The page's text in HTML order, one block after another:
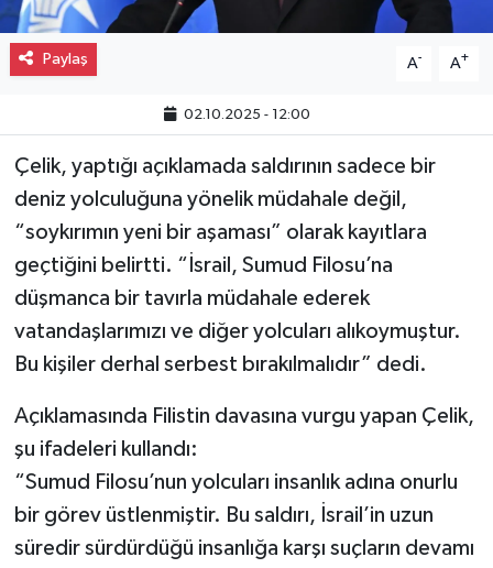
Paylaş A- A+
02.10.2025 - 12:00
Çelik, yaptığı açıklamada saldırının sadece bir
deniz yolculuğuna yönelik müdahale değil,
“soykırımın yeni bir aşaması” olarak kayıtlara
geçtiğini belirtti. “İsrail, Sumud Filosu’na
düşmanca bir tavırla müdahale ederek
vatandaşlarımızı ve diğer yolcuları alıkoymuştur.
Bu kişiler derhal serbest bırakılmalıdır” dedi.
Açıklamasında Filistin davasına vurgu yapan Çelik,
şu ifadeleri kullandı:
“Sumud Filosu’nun yolcuları insanlık adına onurlu
bir görev üstlenmiştir. Bu saldırı, İsrail’in uzun
süredir sürdürdüğü insanlığa karşı suçların devamı